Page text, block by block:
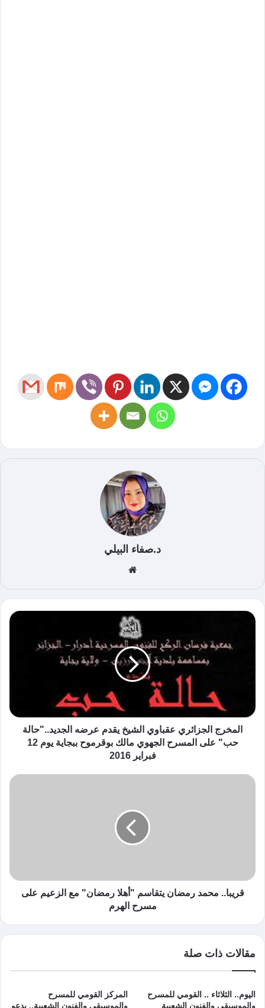
د.صفاء البيلي
الوي
ب
المخرج الجزائري عقباوي الشيخ يقدم عرضه الجديد.."حالة
حب" على المسرح الجهوي مالك بوقرموح ببجاية يوم 12
فبراير 2016
قريبا.. محمد رمضان يتقاسم "أهلا رمضان" مع الزعيم على
مسرح الهرم
مقالات ذات صلة
اليوم.. الثلاثاء .. القومي للمسرح
والموسيقى والفنون الشعبية
المركز القومي للمسرح
والموسيقي والفنون الشعبية.. يدعو